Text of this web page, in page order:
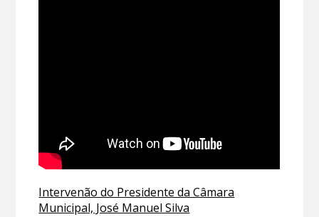
Intervenão do Presidente da Câmara
Municipal, José Manuel Silva